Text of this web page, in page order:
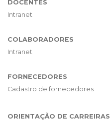
DOCENTES
Intranet
COLABORADORES
Intranet
FORNECEDORES
Cadastro de fornecedores
ORIENTAÇÃO DE CARREIRAS